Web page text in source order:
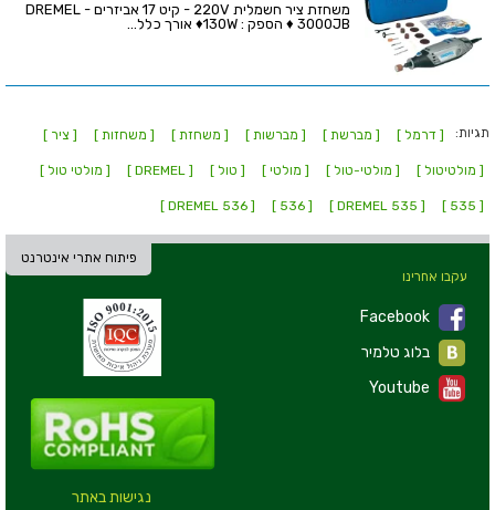
משחזת ציר חשמלית 220V - קיט 17 אביזרים - DREMEL
3000JB ♦ הספק : 130W♦ אורך כלל...
תגיות: [ דרמל ] [ מברשת ] [ מברשות ] [ משחזת ] [ משחזות ] [ ציר ]
[ מולטיטול ] [ מולטי-טול ] [ מולטי ] [ טול ] [ DREMEL ] [ מולטי טול ]
[ 535 ]
[ DREMEL 535 ]
[ 536 ]
[ DREMEL 536 ]
פיתוח אתרי אינטרנט
נגישות באתר
עקבו אחרינו
Facebook
Youtube